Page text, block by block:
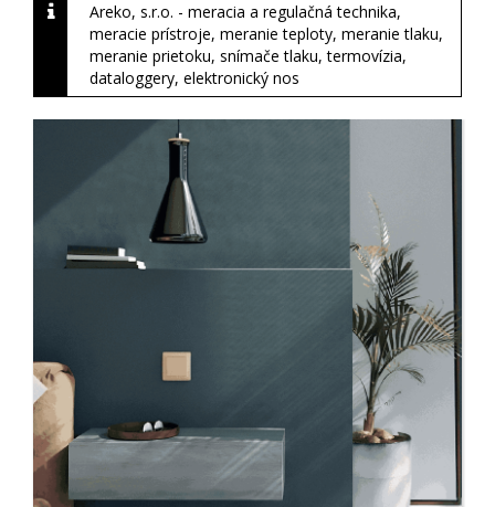
Areko, s.r.o. - meracia a regulačná technika,
meracie prístroje, meranie teploty, meranie tlaku,
meranie prietoku, snímače tlaku, termovízia,
dataloggery, elektronický nos